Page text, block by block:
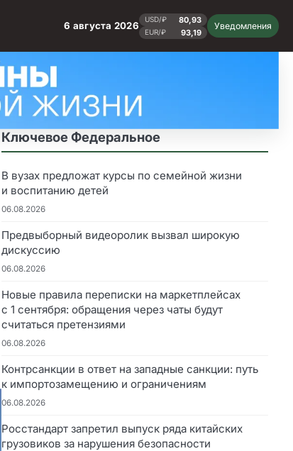
6 августа 2026
USD/₽ 80,93
EUR/₽ 93,19
Уведомления
Ключевое Федеральное
В вузах предложат курсы по семейной жизни
и воспитанию детей
06.08.2026
Предвыборный видеоролик вызвал широкую
дискуссию
06.08.2026
Новые правила переписки на маркетплейсах
с 1 сентября: обращения через чаты будут
считаться претензиями
06.08.2026
Контрсанкции в ответ на западные санкции: путь
к импортозамещению и ограничениям
06.08.2026
Росстандарт запретил выпуск ряда китайских
грузовиков за нарушения безопасности